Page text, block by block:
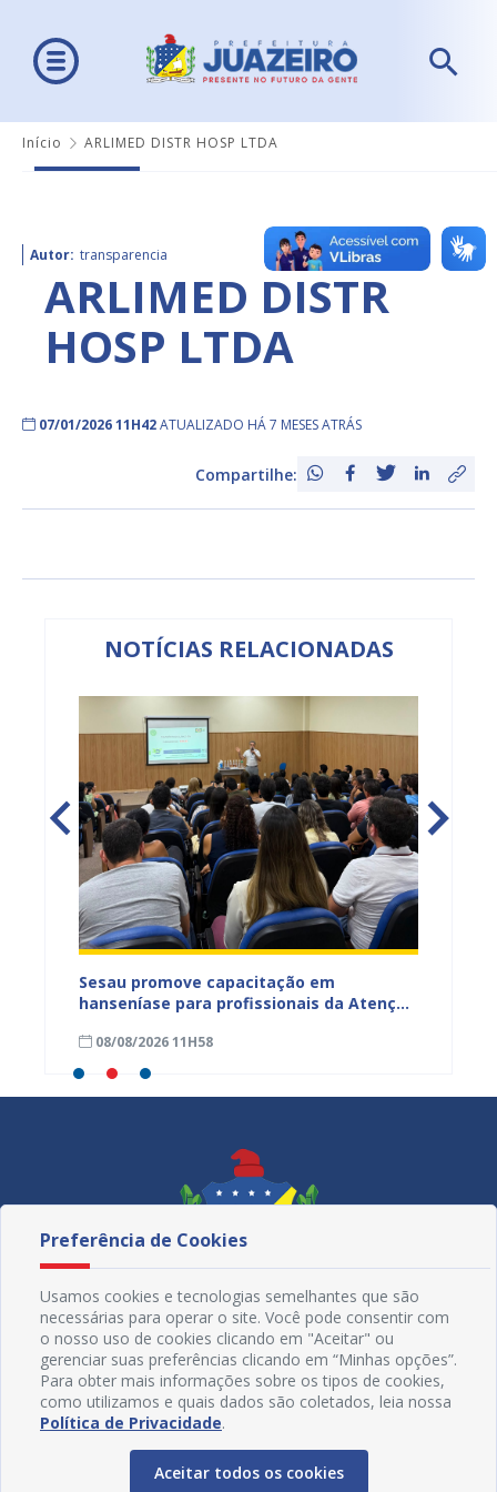
Início ARLIMED DISTR HOSP LTDA
Autor: transparencia
ARLIMED DISTR
HOSP LTDA
07/01/2026 11H42ATUALIZADO HÁ 7 MESES ATRÁS
Compartilhe:
NOTÍCIAS RELACIONADAS
Sesau promove capacitação em
hanseníase para profissionais da Atenção
08/08/2026 11H58
Redes Sociais
Preferência de Cookies
Usamos cookies e tecnologias semelhantes que são
necessárias para operar o site. Você pode consentir com
o nosso uso de cookies clicando em "Aceitar" ou
gerenciar suas preferências clicando em “Minhas opções”.
Para obter mais informações sobre os tipos de cookies,
como utilizamos e quais dados são coletados, leia nossa
Política de Privacidade.
Aceitar todos os cookies